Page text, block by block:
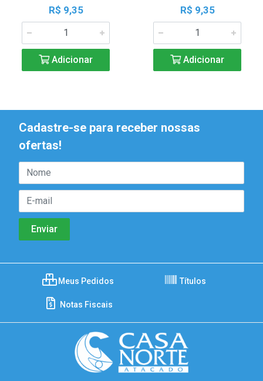
R$ 9,35
Adicionar
R$ 9,35
Adicionar
Cadastre-se para receber nossas
ofertas!
Meus Pedidos Títulos
Notas Fiscais